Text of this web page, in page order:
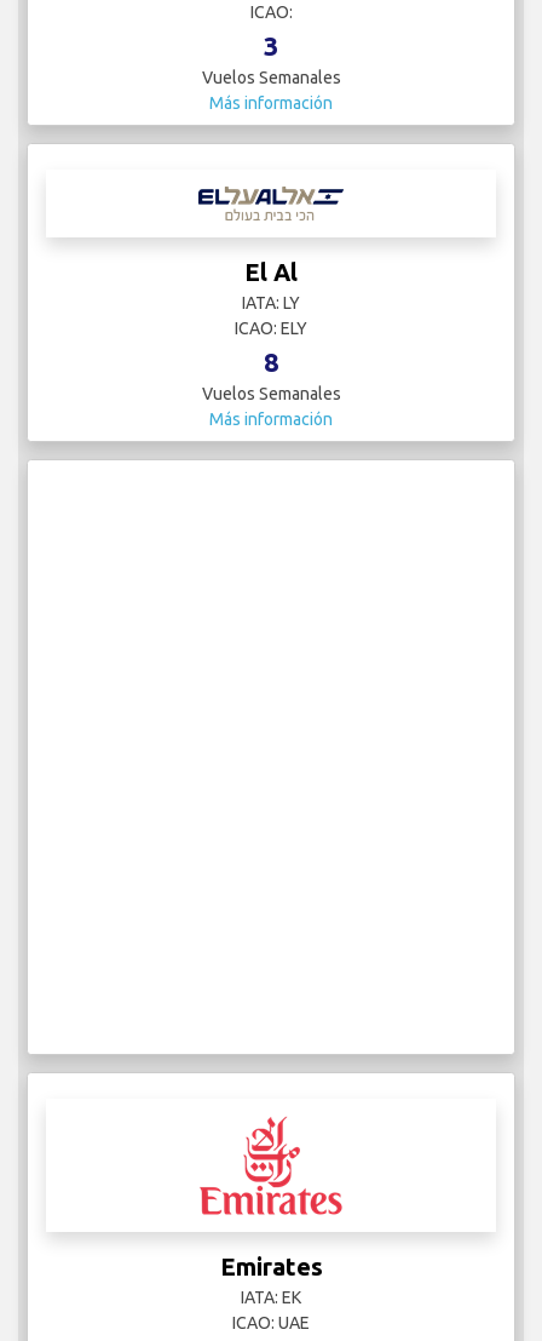
ICAO:
3
Vuelos Semanales
Más información
El Al
IATA: LY
ICAO: ELY
8
Vuelos Semanales
Más información
Emirates
IATA: EK
ICAO: UAE